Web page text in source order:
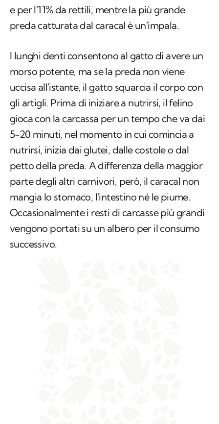
I lunghi denti consentono al gatto di avere un
morso potente, ma se la preda non viene
gli artigli. Prima di iniziare a nutrirsi, il felino
gioca con la carcassa per un tempo che va dai
5-20 minuti, nel momento in cui comincia a
nutrirsi, inizia dai glutei, dalle costole o dal
petto della preda. A differenza della maggior
parte degli altri carnivori, però, il caracal non
mangia lo stomaco, l'intestino né le piume.
Occasionalmente i resti di carcasse più grandi
vengono portati su un albero per il consumo
successivo.